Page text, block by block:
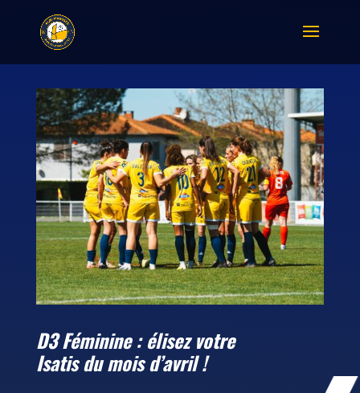
D3 Féminine : élisez votre
Isatis du mois d’avril !